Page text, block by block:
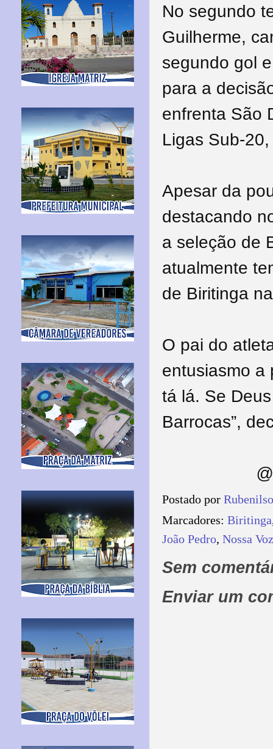
No segundo
Guilherme,
segundo gol
para a
enfrenta São
Ligas Sub-
Apesar da
destacando
a seleção de
atualmente
de Biritinga
O pai do
entusiasmo a
tá lá. Se
Barrocas”,
Postado por
Marcadores: Biritinga
João Pedro, Nossa Voz
Sem
Enviar um